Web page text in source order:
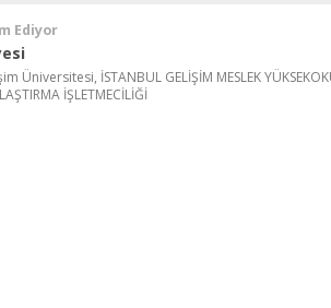
Ediyor
Üniversitesi, İSTANBUL GELİŞİM MESLEK
İŞLETMECİLİĞİ